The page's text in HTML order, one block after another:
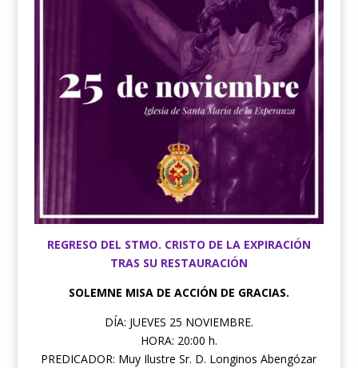
REGRESO DEL STMO. CRISTO DE LA EXPIRACIÓN
TRAS SU RESTAURACIÓN
SOLEMNE MISA DE ACCIÓN DE GRACIAS.
DÍA: JUEVES 25 NOVIEMBRE.
HORA: 20:00 h.
PREDICADOR: Muy Ilustre Sr. D. Longinos Abengózar